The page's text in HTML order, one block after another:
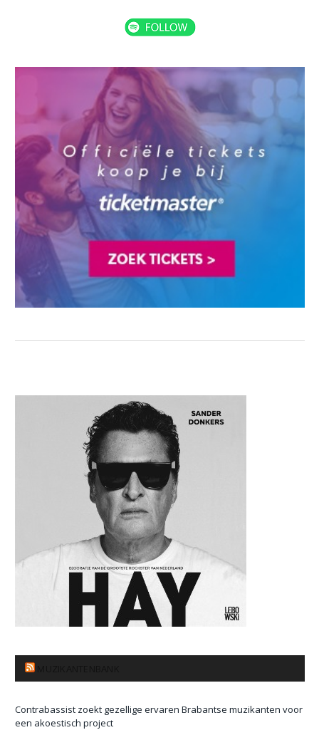
Contrabassist zoekt gezellige ervaren Brabantse muzikanten voor
een akoestisch project